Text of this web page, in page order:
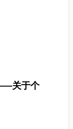
关于个